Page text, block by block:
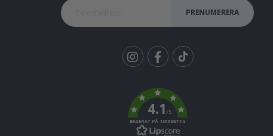
PRENUMERERA
k
4.1/5
BASERAT PÅ 1019 BETYG